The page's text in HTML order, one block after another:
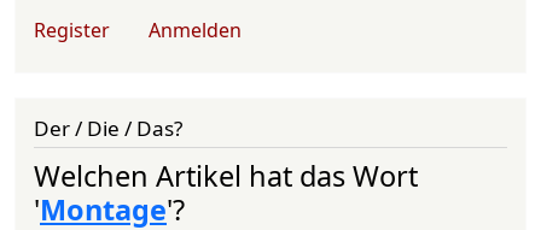
User account menu
Register Anmelden
Der / Die / Das?
Welchen Artikel hat das Wort
'Montage'?